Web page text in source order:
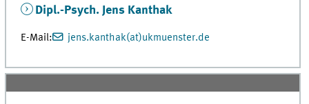
Dipl.-Psych. Jens Kanthak
E-Mail: jens.kanthak(at)ukmuenster.de